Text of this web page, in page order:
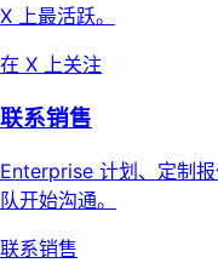
X 上最活跃。
在 X 上关注
联系销售
Enterprise 计划、定制
队开始沟通。
联系销售